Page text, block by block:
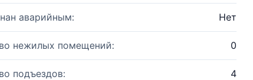
аварийным: Нет
нежилых помещений: 0
подъездов: 4